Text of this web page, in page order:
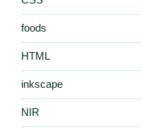
foods
HTML
inkscape
NIR